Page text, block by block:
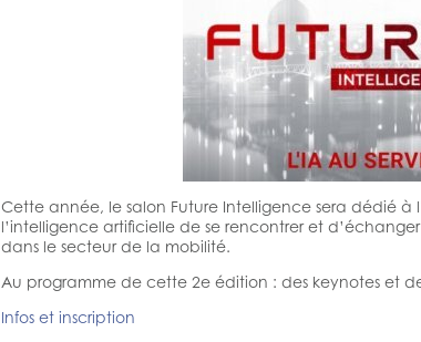
Cette année, le salon Future Intelligence sera dédié à
l’intelligence artificielle de se rencontrer et
dans le secteur de la mobilité.
Au programme de cette 2e édition : des keynotes et
Infos et inscription